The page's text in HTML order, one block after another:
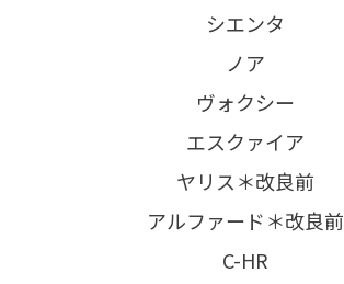
シエンタ
ノア
ヴォクシー
エスクァイア
ヤリス＊改良前
アルファード＊改良前
C-HR